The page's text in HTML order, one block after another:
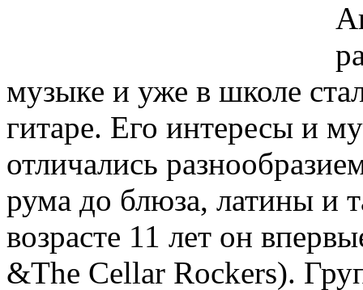
музыке и уже в школе
гитаре. Его интересы и
отличались
рума до блюза, латины и
возрасте 11 лет он
&The Cellar Rockers).